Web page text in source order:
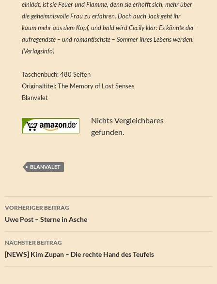
einlädt, ist sie Feuer und Flamme, denn sie erhofft sich, mehr über
die geheimnisvolle Frau zu erfahren. Doch auch Jack geht ihr
kaum mehr aus dem Kopf, und bald wird Cecily klar: Es könnte der
aufregendste – und romantischste – Sommer ihres Lebens werden.
(Verlagsinfo)
Taschenbuch: 480 Seiten
Originaltitel: The Memory of Lost Senses
Blanvalet
Nichts Vergleichbares
gefunden.
BLANVALET
Beitragsnavigation
VORHERIGER BEITRAG
Uwe Post – Sterne in Asche
NÄCHSTER BEITRAG
[NEWS] Kim Zupan – Die rechte Hand des Teufels